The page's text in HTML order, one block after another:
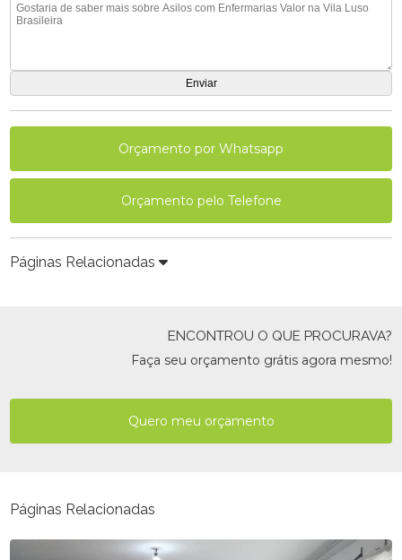
Orçamento por Whatsapp
Orçamento pelo Telefone
Páginas Relacionadas
ENCONTROU O QUE PROCURAVA?
Faça seu orçamento grátis agora mesmo!
Quero meu orçamento
Páginas Relacionadas